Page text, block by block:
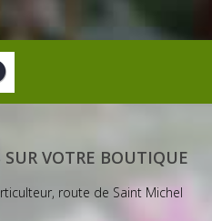
VOTRE BOUTIQUE
route de Saint Michel